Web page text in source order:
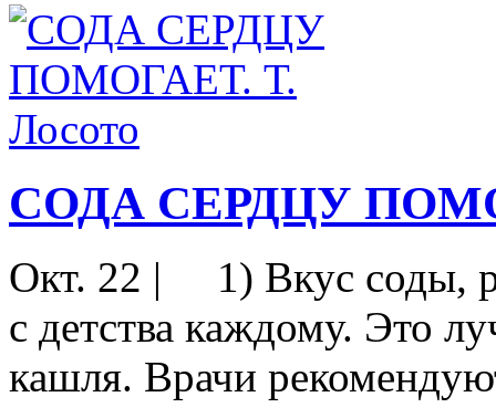
СОДА СЕРДЦУ
Окт. 22 |
1) Вкус соды,
с детства каждому. Это
кашля. Врачи